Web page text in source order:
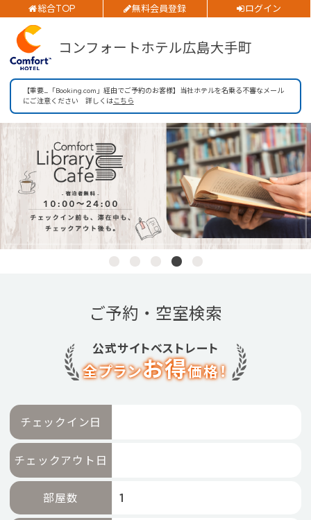
総合TOP 無料会員登録 ログイン
コンフォートホテル広島大手町
チェックイン日
チェックアウト日
部屋数
大人人数
空室検索
会員特典のご案内
【重要_「Booking.com」経由でご予約のお客様】当社ホテルを名乗る不審なメール
にご注意ください 詳しくはこちら
ご予約・空室検索
公式サイトベストレート
全プランお得価格！
チェックイン日
チェックアウト日
部屋数
ご予約確認・変更・キャンセルフォーム
公式Webサイトからのご予約
閉じる